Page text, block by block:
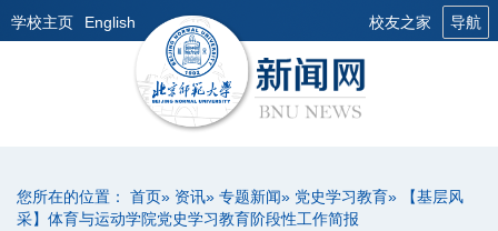
学校主页 English 校友之家 导航
您所在的位置： 首页» 资讯» 专题新闻» 党史学习教育» 【基层风
采】体育与运动学院党史学习教育阶段性工作简报